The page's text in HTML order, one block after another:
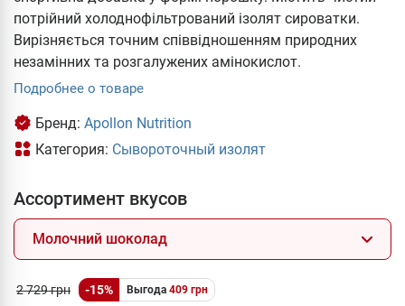
потрійний холоднофільтрований ізолят сироватки.
Вирізняється точним співвідношенням природних
незамінних та розгалужених амінокислот.
Подробнее о товаре
Бренд: Apollon Nutrition
Категория: Сывороточный изолят
Ассортимент вкусов
Молочний шоколад
2 729 грн -15% Выгода 409 грн